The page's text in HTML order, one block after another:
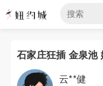
石家庄狂插 金泉池
云**健